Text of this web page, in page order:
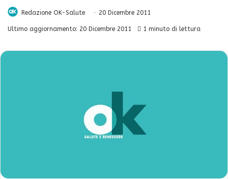
Redazione OK-Salute 20 Dicembre 2011
Ultimo aggiornamento: 20 Dicembre 2011 1 minuto di lettura